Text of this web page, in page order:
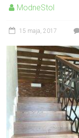
ModneStol
15 maja, 2017